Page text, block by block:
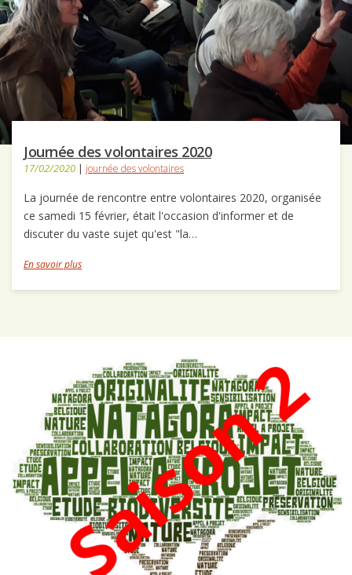
Journée des volontaires 2020
17/02/2020 | journée des volontaires
La journée de rencontre entre volontaires 2020, organisée
ce samedi 15 février, était l'occasion d'informer et de
discuter du vaste sujet qu'est "la…
En savoir plus